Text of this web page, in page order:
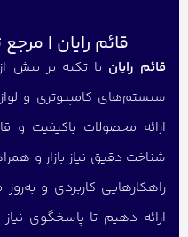
قائم رایان |
قائم رایان با تکیه بر بیش
سیستم‌های کامپیوتری و
ارائه محصولات باکیفیت و
شناخت دقیق نیاز بازار و
راهکارهایی کاربردی و
ارائه دهیم تا پاسخگوی